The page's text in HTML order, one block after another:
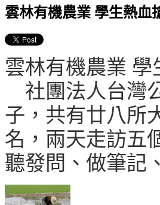
雲林有機農業 學生熱血
雲林有機農業
社團法人台灣
子，共有廿八所
名，兩天走訪五
聽發問、做筆記